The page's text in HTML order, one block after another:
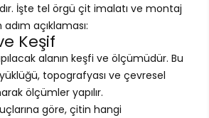
İşte tel örgü çit imalatı ve montaj
açıklaması:
Keşif
alanın keşfi ve ölçümüdür. Bu
topografyası ve çevresel
ölçümler yapılır.
göre, çitin hangi